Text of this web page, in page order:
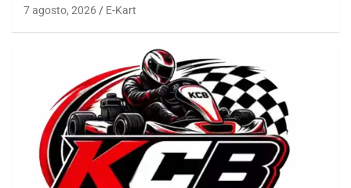
7 agosto, 2026 E-Kart